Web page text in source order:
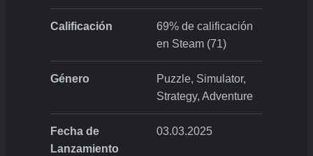
Calificación
69% de calificación
en Steam (71)
Género
Puzzle, Simulator,
Strategy, Adventure
Fecha de
Lanzamiento
03.03.2025